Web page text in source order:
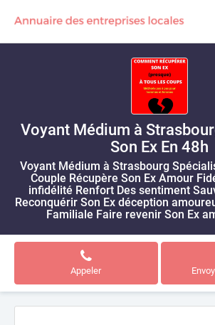
Voyant Médium à
Son Ex En 48h
Voyant Médium à Strasbourg
Couple Récupère Son Ex Amour
infidélité Renfort Des sentiment
Reconquérir Son Ex déception
Familiale Faire revenir Son Ex
Appeler